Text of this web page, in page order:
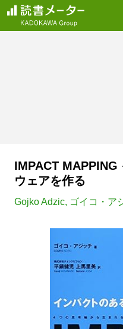
IMPACT MAPPING
ウェアを作る
Gojko Adzic, ゴイコ・ア